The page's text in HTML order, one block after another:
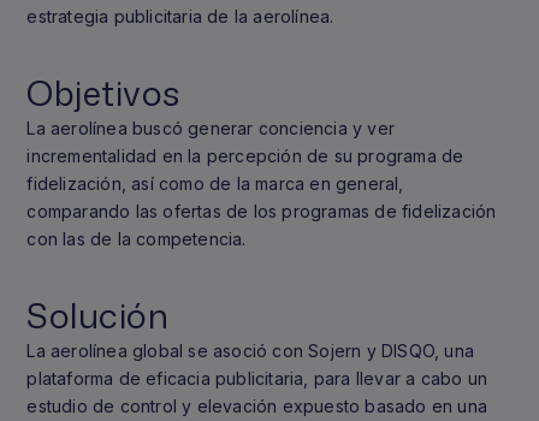
estrategia publicitaria de la aerolínea.
Objetivos
La aerolínea buscó generar conciencia y ver
incrementalidad en la percepción de su programa de
fidelización, así como de la marca en general,
comparando las ofertas de los programas de fidelización
con las de la competencia.
Solución
La aerolínea global se asoció con Sojern y DISQO, una
plataforma de eficacia publicitaria, para llevar a cabo un
estudio de control y elevación expuesto basado en una